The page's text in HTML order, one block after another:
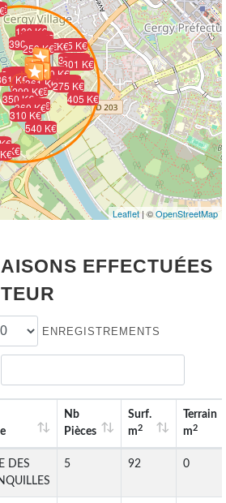
90 K€295 K€
210 K€
315 K€
301 K€
K€
299 K€
565 K€
360 K€
400 K€
210 K€
183 K€
310 K€
554 K€
355 K€
361 K€
518 K€
275 K€
405 K€
315 K€
259 K€
414 K€
237 K€
280 K€
368 K€
390 K€
195 K€
350 K€
K€
130 K€
540 K€
Leaflet| ©OpenStreetMap
EFFECTUÉES
ENREGISTREMENTS
Nb
Pièces
Surf.
m2
Terrain
m2
DES
5 92 0